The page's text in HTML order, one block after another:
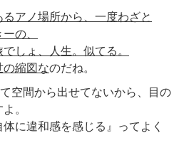
アノ場所から、一度わざと
の、
しょ、人生。似てる。
の縮図なのだね。
空間から出せてないから、目の
。
に違和感を感じる』ってよく